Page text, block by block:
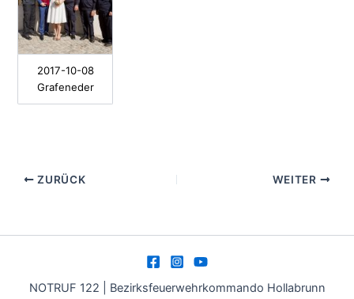
2017-10-08
Grafeneder
ZURÜCK WEITER
NOTRUF 122 | Bezirksfeuerwehrkommando Hollabrunn